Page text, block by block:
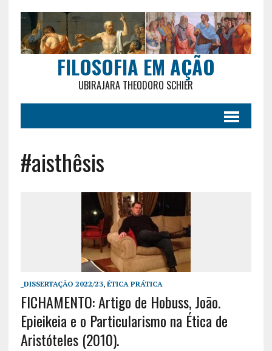
FILOSOFIA EM AÇÃO
UBIRAJARA THEODORO SCHIER
#aisthêsis
_DISSERTAÇÃO 2022/23, ÉTICA PRÁTICA
FICHAMENTO: Artigo de Hobuss, João.
Epieikeia e o Particularismo na Ética de
Aristóteles (2010).